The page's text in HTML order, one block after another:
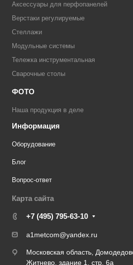
Аксессуары для перфопанелей
Верстаки регулируемые
Стеллажи
Модульные системы
Тележка инструментальная
Сварочные столы
ФОТО
Наша продукция в деле
Информация
Оборудование
Блог
Вопрос-ответ
Карта сайта
+7 (495) 795-63-10
a1metcom@yandex.ru
Московская область,
Житнево, здание 1, стр. 6а